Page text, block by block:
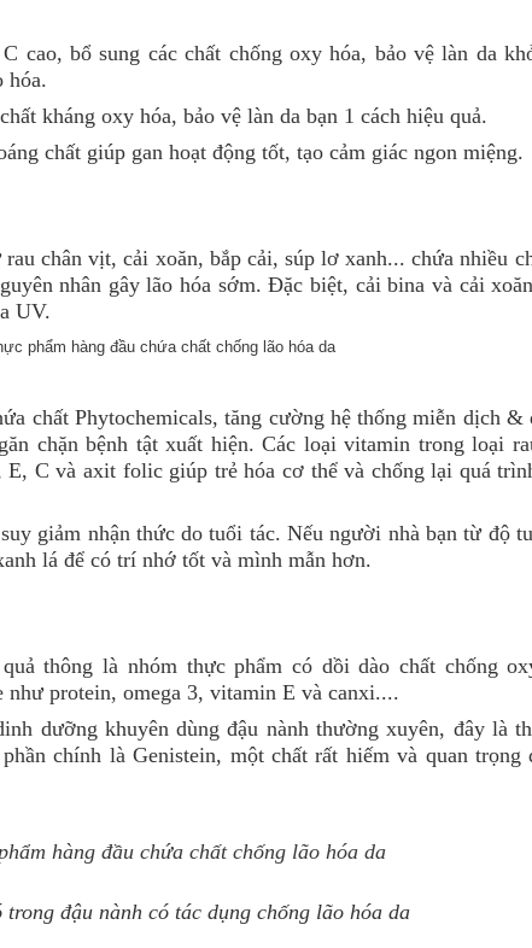
cao, bổ sung các chất chống oxy hóa, bảo vệ làn da
hóa.
kháng oxy hóa, bảo vệ làn da bạn 1 cách hiệu quả.
chất giúp gan hoạt động tốt, tạo cảm giác ngon miệng.
chân vịt, cải xoăn, bắp cải, súp lơ xanh... chứa nhiều
nhân gây lão hóa sớm. Đặc biệt, cải bina và cải
UV.
chất Phytochemicals, tăng cường hệ thống miễn dịch &
chặn bệnh tật xuất hiện. Các loại vitamin trong loại
E, C và axit folic giúp trẻ hóa cơ thể và chống lại quá
giảm nhận thức do tuổi tác. Nếu người nhà bạn từ độ
lá để có trí nhớ tốt và mình mẫn hơn.
thông là nhóm thực phẩm có dồi dào chất chống
protein, omega 3, vitamin E và canxi....
dưỡng khuyên dùng đậu nành thường xuyên, đây là
chính là Genistein, một chất rất hiếm và quan trọng
trong đậu nành có tác dụng chống lão hóa da